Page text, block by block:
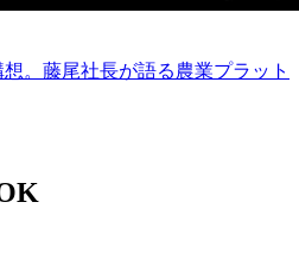
。藤尾社長が語る農業プラット